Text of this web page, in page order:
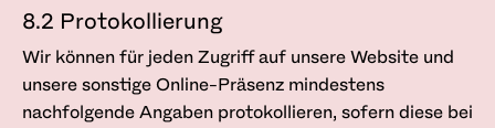
8.2 Protokollierung
Wir können für jeden Zugriff auf unsere Website und
unsere sonstige Online-Präsenz mindestens
nachfolgende Angaben protokollieren, sofern diese bei